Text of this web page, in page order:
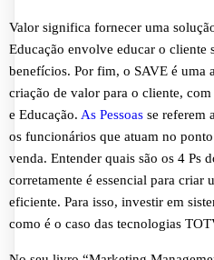
Valor significa fornecer uma
Educação envolve educar o cliente
benefícios. Por fim, o SAVE é uma
criação de valor para o cliente,
e Educação. As Pessoas se referem
os funcionários que atuam no
venda. Entender quais são os 4 Ps
corretamente é essencial para criar
eficiente. Para isso, investir em
como é o caso das tecnologias